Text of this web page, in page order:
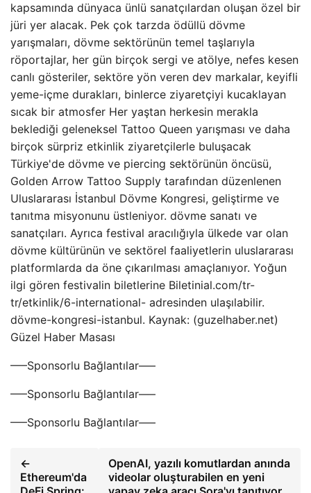
kapsamında dünyaca ünlü sanatçılardan oluşan özel bir
jüri yer alacak. Pek çok tarzda ödüllü dövme
yarışmaları, dövme sektörünün temel taşlarıyla
röportajlar, her gün birçok sergi ve atölye, nefes kesen
canlı gösteriler, sektöre yön veren dev markalar, keyifli
yeme-içme durakları, binlerce ziyaretçiyi kucaklayan
sıcak bir atmosfer Her yaştan herkesin merakla
beklediği geleneksel Tattoo Queen yarışması ve daha
birçok sürpriz etkinlik ziyaretçilerle buluşacak
Türkiye'de dövme ve piercing sektörünün öncüsü,
Golden Arrow Tattoo Supply tarafından düzenlenen
Uluslararası İstanbul Dövme Kongresi, geliştirme ve
tanıtma misyonunu üstleniyor. dövme sanatı ve
sanatçıları. Ayrıca festival aracılığıyla ülkede var olan
dövme kültürünün ve sektörel faaliyetlerin uluslararası
platformlarda da öne çıkarılması amaçlanıyor. Yoğun
ilgi gören festivalin biletlerine Biletinial.com/tr-
tr/etkinlik/6-international- adresinden ulaşılabilir.
dövme-kongresi-istanbul. Kaynak: (guzelhaber.net)
Güzel Haber Masası
—–Sponsorlu Bağlantılar—–
—–Sponsorlu Bağlantılar—–
—–Sponsorlu Bağlantılar—–
←
Ethereum'da
OpenAI, yazılı komutlardan anında
videolar oluşturabilen en yeni